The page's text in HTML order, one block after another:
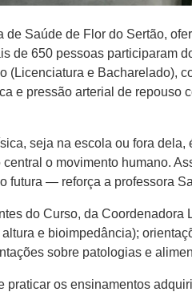
Saúde de Flor do Sertão,
de 650 pessoas participaram
(Licenciatura e Bacharelado),
e pressão arterial de
seja na escola ou fora
o movimento humano.
futura — reforça a professora
do Curso, da
e bioimpedância);
sobre patologias e
os ensinamentos